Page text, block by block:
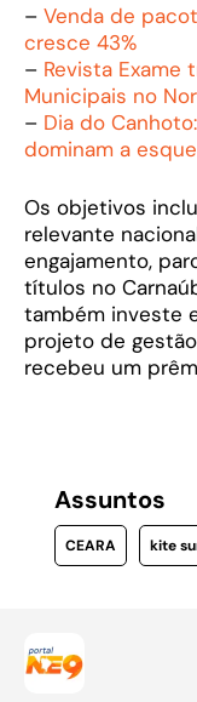
– Venda de
cresce 43%
– Revista Exame
Municipais no
– Dia do
dominam a
Os objetivos
relevante
engajamento,
títulos no
também investe
projeto de
recebeu um
Assuntos
CEARA kite